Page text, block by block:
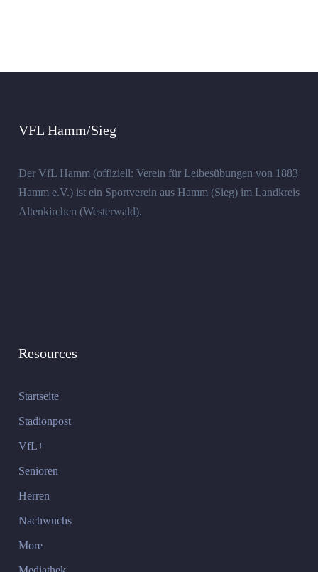
VFL Hamm/Sieg
Der VfL Hamm (offiziell: Verein für Leibesübungen von 1883
Hamm e.V.) ist ein Sportverein aus Hamm (Sieg) im Landkreis
Altenkirchen (Westerwald).
Resources
Startseite
Stadionpost
VfL+
Senioren
Herren
Nachwuchs
More